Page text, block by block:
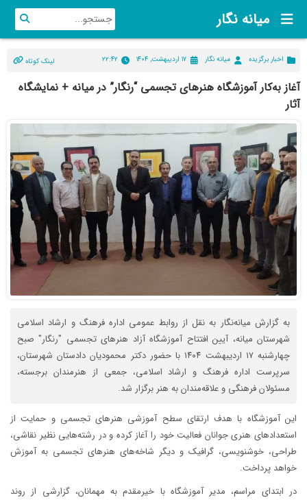
میانه نگار
اخبار برگزیده میانه نگار ۱۷ اردیبهشت, ۱۴۰۴ ۲۲:۴۲ لینک کوتاه
آغاز به‌کار آموزشگاه هنرهای تجسمی “رنگار” در میانه + نمایشگاه
آثار
به گزارش میانه‌نگار به نقل از روابط عمومی اداره فرهنگ و ارشاد اسلامی
شهرستان میانه، آیین افتتاح آموزشگاه آزاد هنرهای تجسمی "رنگار" صبح
چهارشنبه ۱۷ اردیبهشت ۱۴۰۴ با حضور دکتر محمودیان دادستان شهرستان،
سرپرست اداره فرهنگ و ارشاد اسلامی، جمعی از هنرمندان برجسته،
مسئولان فرهنگی و علاقه‌مندان به هنر برگزار شد.
این آموزشگاه با هدف ارتقای سطح آموزشی هنرهای تجسمی و حمایت از
استعدادهای هنری جوانان فعالیت خود را آغاز کرده و در رشته‌هایی نظیر نقاشی،
طراحی، خوشنویسی، گرافیک و دیگر شاخه‌های هنرهای تجسمی به آموزش
خواهد پرداخت.
در ابتدای مراسم، مدیر آموزشگاه با خیرمقدم به مهمانان، گزارشی از روند